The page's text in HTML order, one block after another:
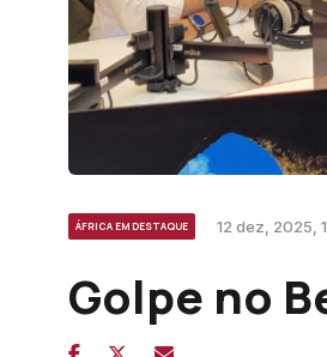
ÁFRICA EM DESTAQUE 12 dez, 2025,
Golpe no